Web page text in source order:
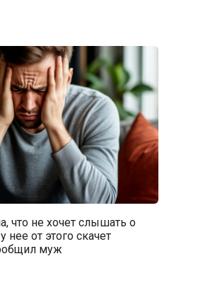
что не хочет слышать о
нее от этого скачет
муж